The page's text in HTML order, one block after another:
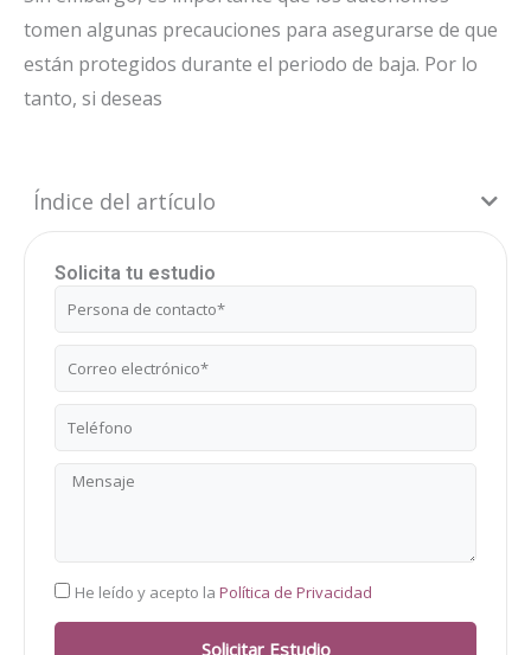
tomen algunas precauciones para asegurarse de que
están protegidos durante el periodo de baja. Por lo
tanto, si deseas
Índice del artículo
Solicita tu estudio
Nombre
Correo
electrónico
Teléfono
Mensaje
RGPD
He leído y acepto la Política de Privacidad
Solicitar Estudio